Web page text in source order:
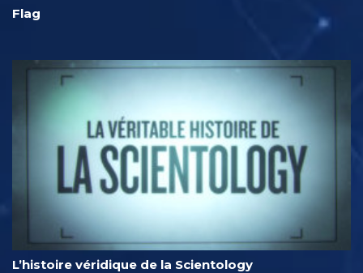
Flag
L’histoire véridique de la Scientology